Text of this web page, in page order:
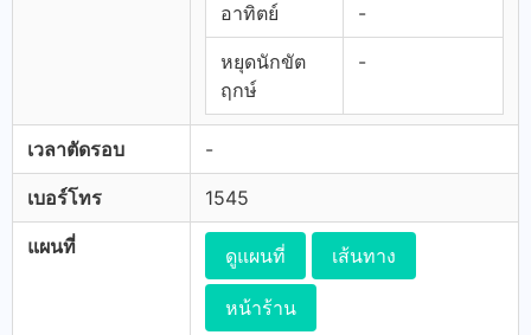
อาทิตย์ -
หยุดนักขัต
ฤกษ์
-
เวลาตัดรอบ -
เบอร์โทร 1545
แผนที่ ดูแผนที่ เส้นทาง
หน้าร้าน